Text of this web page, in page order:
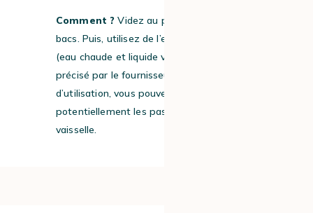
Comment ? Videz au préalable ces deux
bacs. Puis, utilisez de l’eau savonneuse
(eau chaude et liquide vaisselle). Si cela est
précisé par le fournisseur, dans la notice
d’utilisation, vous pouvez aussi
potentiellement les passer au lave-
vaisselle.